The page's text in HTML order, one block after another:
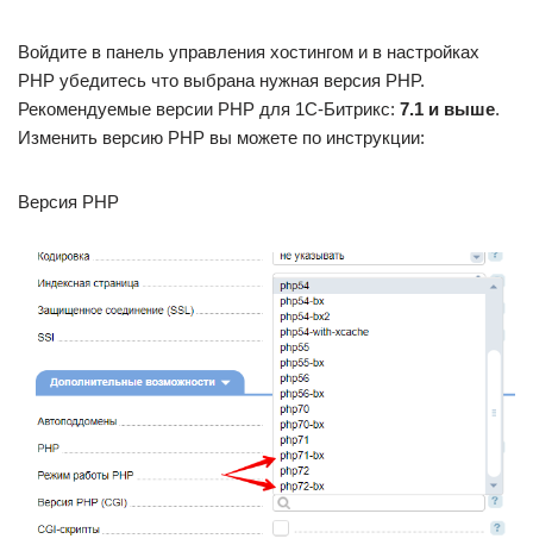
Войдите в панель управления хостингом и в настройках
PHP убедитесь что выбрана нужная версия PHP.
Рекомендуемые версии PHP для 1C-Битрикс: 7.1 и выше.
Изменить версию PHP вы можете по инструкции:
Версия PHP